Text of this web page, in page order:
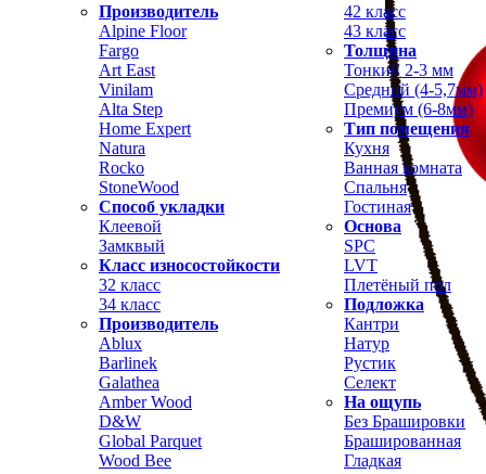
Производитель
Alpine Floor
Fargo
Art East
Vinilam
Alta Step
Home Expert
Natura
Rocko
StoneWood
Способ укладки
Клеевой
Замквый
Класс износостойкости
32 класс
34 класс
42 класс
43 класс
Толщина
Тонкий 2-3 мм
Средний (4-5,7мм)
Премиум (6-8мм)
Тип помещения
Кухня
Ванная комната
Спальня
Гостиная
Основа
SPC
LVT
Плетёный пол
Подложка
Производитель
Ablux
Barlinek
Galathea
Amber Wood
D&W
Global Parquet
Wood Bee
Кантри
Натур
Рустик
Селект
На ощупь
Без Брашировки
Брашированная
Гладкая